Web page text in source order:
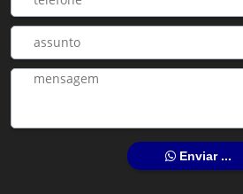
Enviar ...